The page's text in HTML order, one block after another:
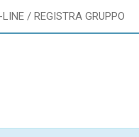
/ REGISTRA GRUPPO